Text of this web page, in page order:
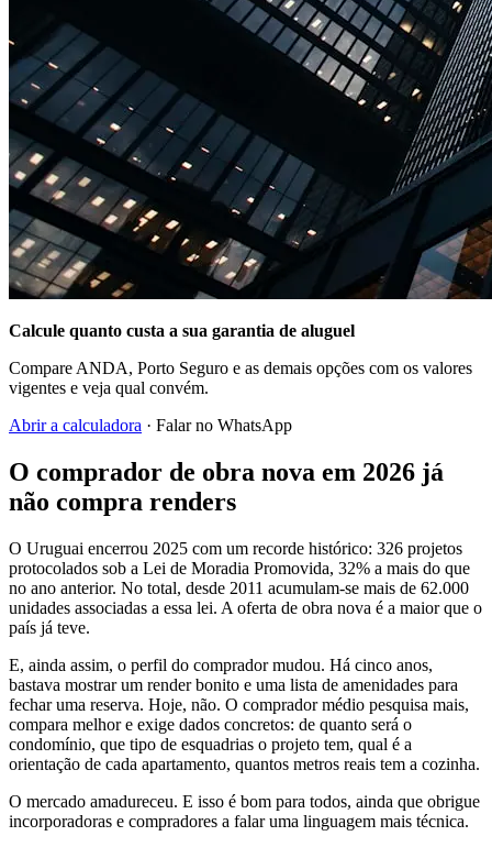
Calcule quanto custa a sua garantia de aluguel
Compare ANDA, Porto Seguro e as demais opções com os valores
vigentes e veja qual convém.
Abrir a calculadora · Falar no WhatsApp
O comprador de obra nova em 2026 já
não compra renders
O Uruguai encerrou 2025 com um recorde histórico: 326 projetos
protocolados sob a Lei de Moradia Promovida, 32% a mais do que
no ano anterior. No total, desde 2011 acumulam-se mais de 62.000
unidades associadas a essa lei. A oferta de obra nova é a maior que o
país já teve.
E, ainda assim, o perfil do comprador mudou. Há cinco anos,
bastava mostrar um render bonito e uma lista de amenidades para
fechar uma reserva. Hoje, não. O comprador médio pesquisa mais,
compara melhor e exige dados concretos: de quanto será o
condomínio, que tipo de esquadrias o projeto tem, qual é a
orientação de cada apartamento, quantos metros reais tem a cozinha.
O mercado amadureceu. E isso é bom para todos, ainda que obrigue
incorporadoras e compradores a falar uma linguagem mais técnica.